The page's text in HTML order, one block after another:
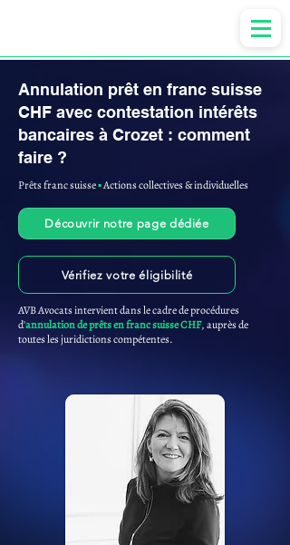
Annulation prêt en franc suisse
CHF avec contestation intérêts
bancaires à Crozet : comment
faire ?
Prêts franc suisse▪︎Actions collectives & individuelles
Découvrir notre page dédiée
Vérifiez votre éligibilité
AVB Avocats intervient dans le cadre de procédures
d'annulation de prêts en franc suisse CHF, auprès de
toutes les juridictions compétentes.